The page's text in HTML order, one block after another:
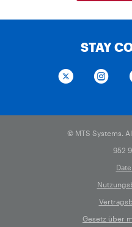
STAY
© MTS Systems.
952
Gesetz über